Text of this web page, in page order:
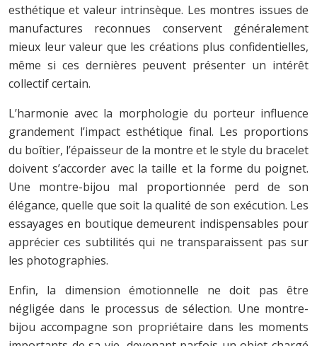
esthétique et valeur intrinsèque. Les montres issues de
manufactures reconnues conservent généralement
mieux leur valeur que les créations plus confidentielles,
même si ces dernières peuvent présenter un intérêt
collectif certain.
L’harmonie avec la morphologie du porteur influence
grandement l’impact esthétique final. Les proportions
du boîtier, l’épaisseur de la montre et le style du bracelet
doivent s’accorder avec la taille et la forme du poignet.
Une montre-bijou mal proportionnée perd de son
élégance, quelle que soit la qualité de son exécution. Les
essayages en boutique demeurent indispensables pour
apprécier ces subtilités qui ne transparaissent pas sur
les photographies.
Enfin, la dimension émotionnelle ne doit pas être
négligée dans le processus de sélection. Une montre-
bijou accompagne son propriétaire dans les moments